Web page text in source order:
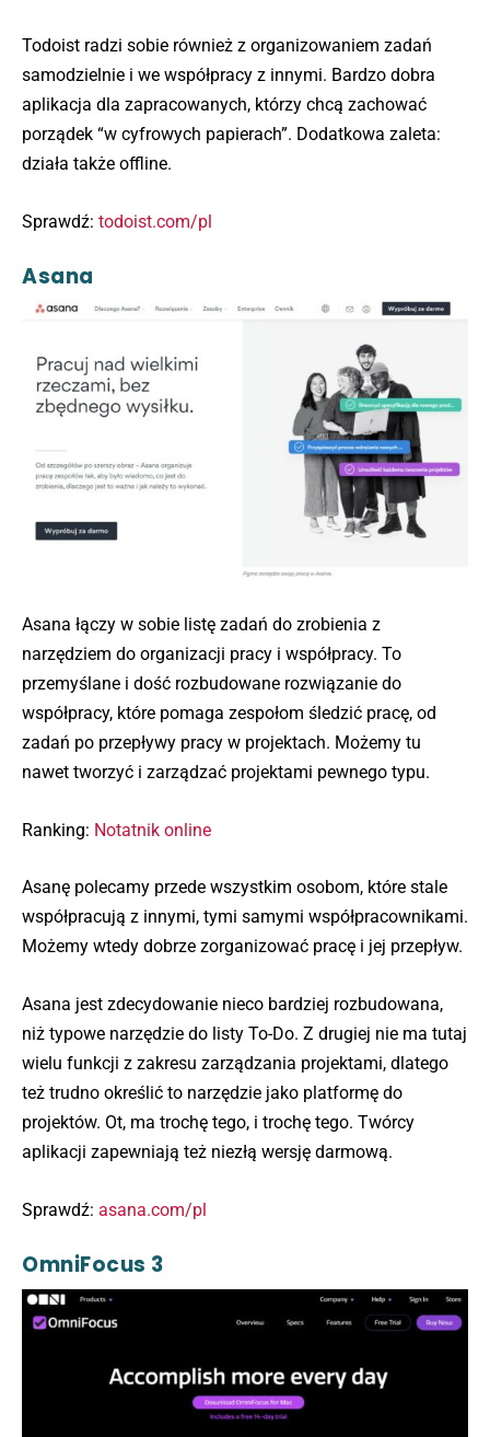
Todoist radzi sobie również z organizowaniem zadań
samodzielnie i we współpracy z innymi. Bardzo dobra
aplikacja dla zapracowanych, którzy chcą zachować
porządek “w cyfrowych papierach”. Dodatkowa zaleta:
działa także offline.
Sprawdź: todoist.com/pl
Asana
Asana łączy w sobie listę zadań do zrobienia z
narzędziem do organizacji pracy i współpracy. To
przemyślane i dość rozbudowane rozwiązanie do
współpracy, które pomaga zespołom śledzić pracę, od
zadań po przepływy pracy w projektach. Możemy tu
nawet tworzyć i zarządzać projektami pewnego typu.
Ranking: Notatnik online
Asanę polecamy przede wszystkim osobom, które stale
współpracują z innymi, tymi samymi współpracownikami.
Możemy wtedy dobrze zorganizować pracę i jej przepływ.
Asana jest zdecydowanie nieco bardziej rozbudowana,
niż typowe narzędzie do listy To-Do. Z drugiej nie ma tutaj
wielu funkcji z zakresu zarządzania projektami, dlatego
też trudno określić to narzędzie jako platformę do
projektów. Ot, ma trochę tego, i trochę tego. Twórcy
aplikacji zapewniają też niezłą wersję darmową.
Sprawdź: asana.com/pl
OmniFocus 3